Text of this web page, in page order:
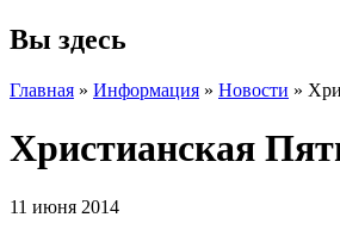
Вы здесь
Главная » Информация » Новости »
Христианская
11 июня 2014